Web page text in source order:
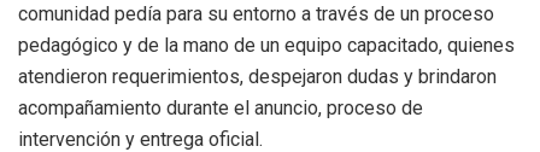
comunidad pedía para su entorno a través de un proceso
pedagógico y de la mano de un equipo capacitado, quienes
atendieron requerimientos, despejaron dudas y brindaron
acompañamiento durante el anuncio, proceso de
intervención y entrega oficial.